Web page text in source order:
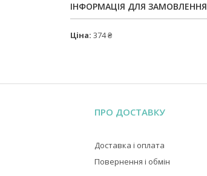
ІНФОРМАЦІЯ ДЛЯ ЗАМОВЛЕННЯ
Ціна: 374 ₴
ПРО ДОСТАВКУ
Доставка і оплата
Повернення і обмін